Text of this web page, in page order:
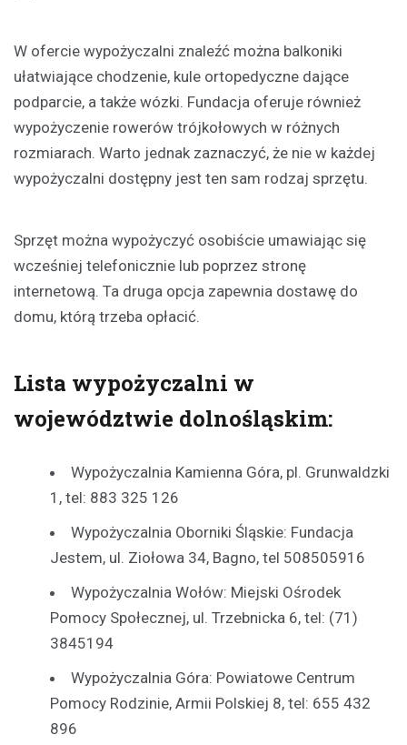
W ofercie wypożyczalni znaleźć można balkoniki
ułatwiające chodzenie, kule ortopedyczne dające
podparcie, a także wózki. Fundacja oferuje również
wypożyczenie rowerów trójkołowych w różnych
rozmiarach. Warto jednak zaznaczyć, że nie w każdej
wypożyczalni dostępny jest ten sam rodzaj sprzętu.
Sprzęt można wypożyczyć osobiście umawiając się
wcześniej telefonicznie lub poprzez stronę
internetową. Ta druga opcja zapewnia dostawę do
domu, którą trzeba opłacić.
Lista wypożyczalni w
województwie dolnośląskim:
Wypożyczalnia Kamienna Góra, pl. Grunwaldzki
1, tel: 883 325 126
Wypożyczalnia Oborniki Śląskie: Fundacja
Jestem, ul. Ziołowa 34, Bagno, tel 508505916
Wypożyczalnia Wołów: Miejski Ośrodek
Pomocy Społecznej, ul. Trzebnicka 6, tel: (71)
3845194
Wypożyczalnia Góra: Powiatowe Centrum
Pomocy Rodzinie, Armii Polskiej 8, tel: 655 432
896